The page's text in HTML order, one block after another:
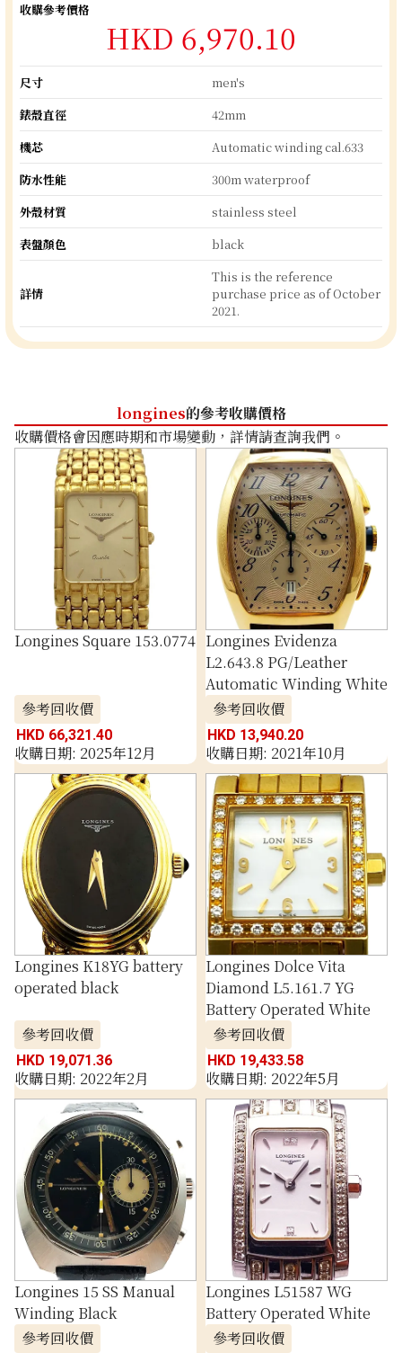
收購參考價格
HKD 6,970.10
尺寸
men's
錶殼直徑
42mm
機芯
Automatic winding cal.633
防水性能
300m waterproof
外殼材質
stainless steel
表盤顏色
black
詳情
This is the reference
purchase price as of October
2021.
longines的參考收購價格
收購價格會因應時期和市場變動，詳情請查詢我們。
Longines Square 153.0774
參考回收價
HKD 66,321.40
收購日期: 2025年12月
Longines Evidenza
L2.643.8 PG/Leather
Automatic Winding White
參考回收價
HKD 13,940.20
收購日期: 2021年10月
Longines K18YG battery
operated black
參考回收價
HKD 19,071.36
收購日期: 2022年2月
Longines Dolce Vita
Diamond L5.161.7 YG
Battery Operated White
參考回收價
HKD 19,433.58
收購日期: 2022年5月
Longines 15 SS Manual
Winding Black
參考回收價
Longines L51587 WG
Battery Operated White
參考回收價